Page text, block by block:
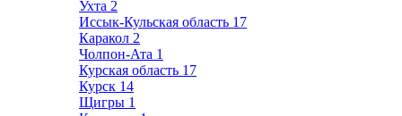
Ухта 2
Иссык-Кульская область 17
Каракол 2
Чолпон-Ата 1
Курская область 17
Курск 14
Щигры 1